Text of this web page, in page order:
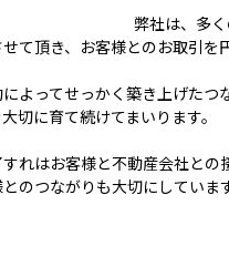
弊社は、多
て頂き、お客様とのお取引を
よってせっかく築き上げた
切に育て続けてまいります。
れはお客様と不動産会社との
のつながりも大切にしてい